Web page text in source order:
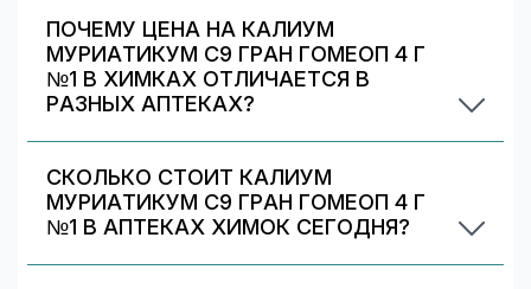
(если доступно). После оформления получите
номер заказа и выкупите препарат в аптеке.
ПОЧЕМУ ЦЕНА НА КАЛИУМ
МУРИАТИКУМ C9 ГРАН ГОМЕОП 4 Г
№1 В ХИМКАХ ОТЛИЧАЕТСЯ В
РАЗНЫХ АПТЕКАХ?
разных аптек в Химках — выбирайте самое
выгодное и удобное по адресу/времени
СКОЛЬКО СТОИТ КАЛИУМ
МУРИАТИКУМ C9 ГРАН ГОМЕОП 4 Г
№1 В АПТЕКАХ ХИМОК СЕГОДНЯ?